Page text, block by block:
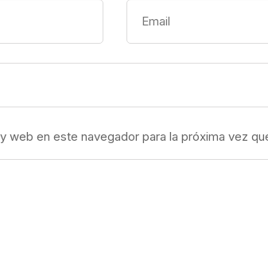
web en este navegador para la próxima vez